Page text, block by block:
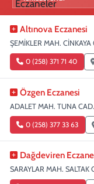
Altınova Eczanesi
ŞEMİKLER MAH.
0 (258) 371 71 40
Özgen Eczanesi
ADALET MAH. TUNA
0 (258) 377 33 63
Dağdeviren
SARAYLAR MAH. SALTAK